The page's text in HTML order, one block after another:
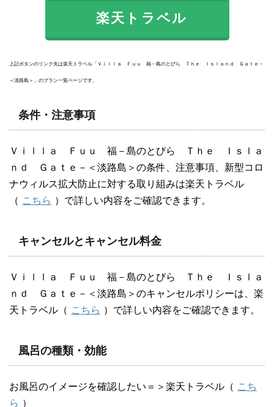
楽天トラベル
上記ボタンのリンク先は楽天トラベル「Ｖｉｌｌａ Ｆｕｕ 福－島のとびら Ｔｈｅ Ｉｓｌａｎｄ Ｇａｔｅ－
＜淡路島＞」のプラン一覧ページです。
条件・注意事項
Ｖｉｌｌａ Ｆｕｕ 福－島のとびら Ｔｈｅ Ｉｓｌａ
ｎｄ Ｇａｔｅ－＜淡路島＞の条件、注意事項、新型コロ
ナウィルス拡大防止に対する取り組みは楽天トラベル
（ こちら ）で詳しい内容をご確認できます。
キャンセルとキャンセル料金
Ｖｉｌｌａ Ｆｕｕ 福－島のとびら Ｔｈｅ Ｉｓｌａ
ｎｄ Ｇａｔｅ－＜淡路島＞のキャンセルポリシーは、楽
天トラベル（ こちら ）で詳しい内容をご確認できます。
風呂の種類・効能
お風呂のイメージを確認したい＝＞楽天トラベル（ こち
ら ）